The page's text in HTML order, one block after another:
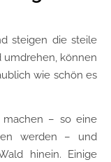
steigen die steile
umdrehen, können
wie schön es
– so eine
werden – und
hinein. Einige